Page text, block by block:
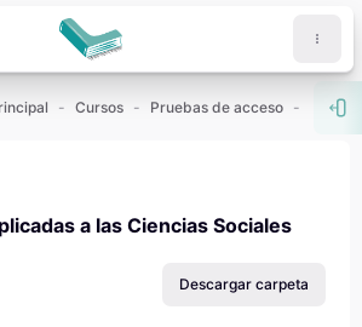
Cursos Pruebas de acceso PAU -
a las Ciencias Sociales
Descargar carpeta